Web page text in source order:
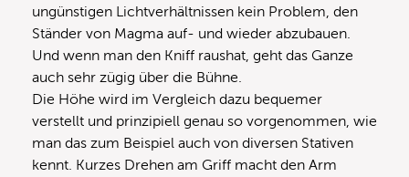
ungünstigen Lichtverhältnissen kein Problem, den
Ständer von Magma auf- und wieder abzubauen.
Und wenn man den Kniff raushat, geht das Ganze
auch sehr zügig über die Bühne.
Die Höhe wird im Vergleich dazu bequemer
verstellt und prinzipiell genau so vorgenommen, wie
man das zum Beispiel auch von diversen Stativen
kennt. Kurzes Drehen am Griff macht den Arm